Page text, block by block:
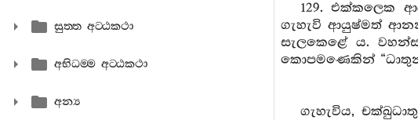
සුත‍්ත අට‍්ඨකථා
අභිධම‍්ම අට‍්ඨකථා
අන්‍ය
129. එක්කලෙක
ගැහැවි ආයුෂ්මත්
සැලකෙළේ ය.
කොපමණෙකින්
ගැහැවිය,